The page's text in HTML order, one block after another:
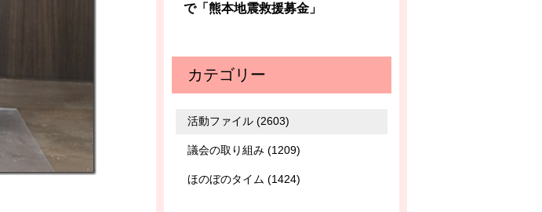
で「熊本地震救援募金」
カテゴリー
活動ファイル (2603)
議会の取り組み (1209)
ほのぼのタイム (1424)